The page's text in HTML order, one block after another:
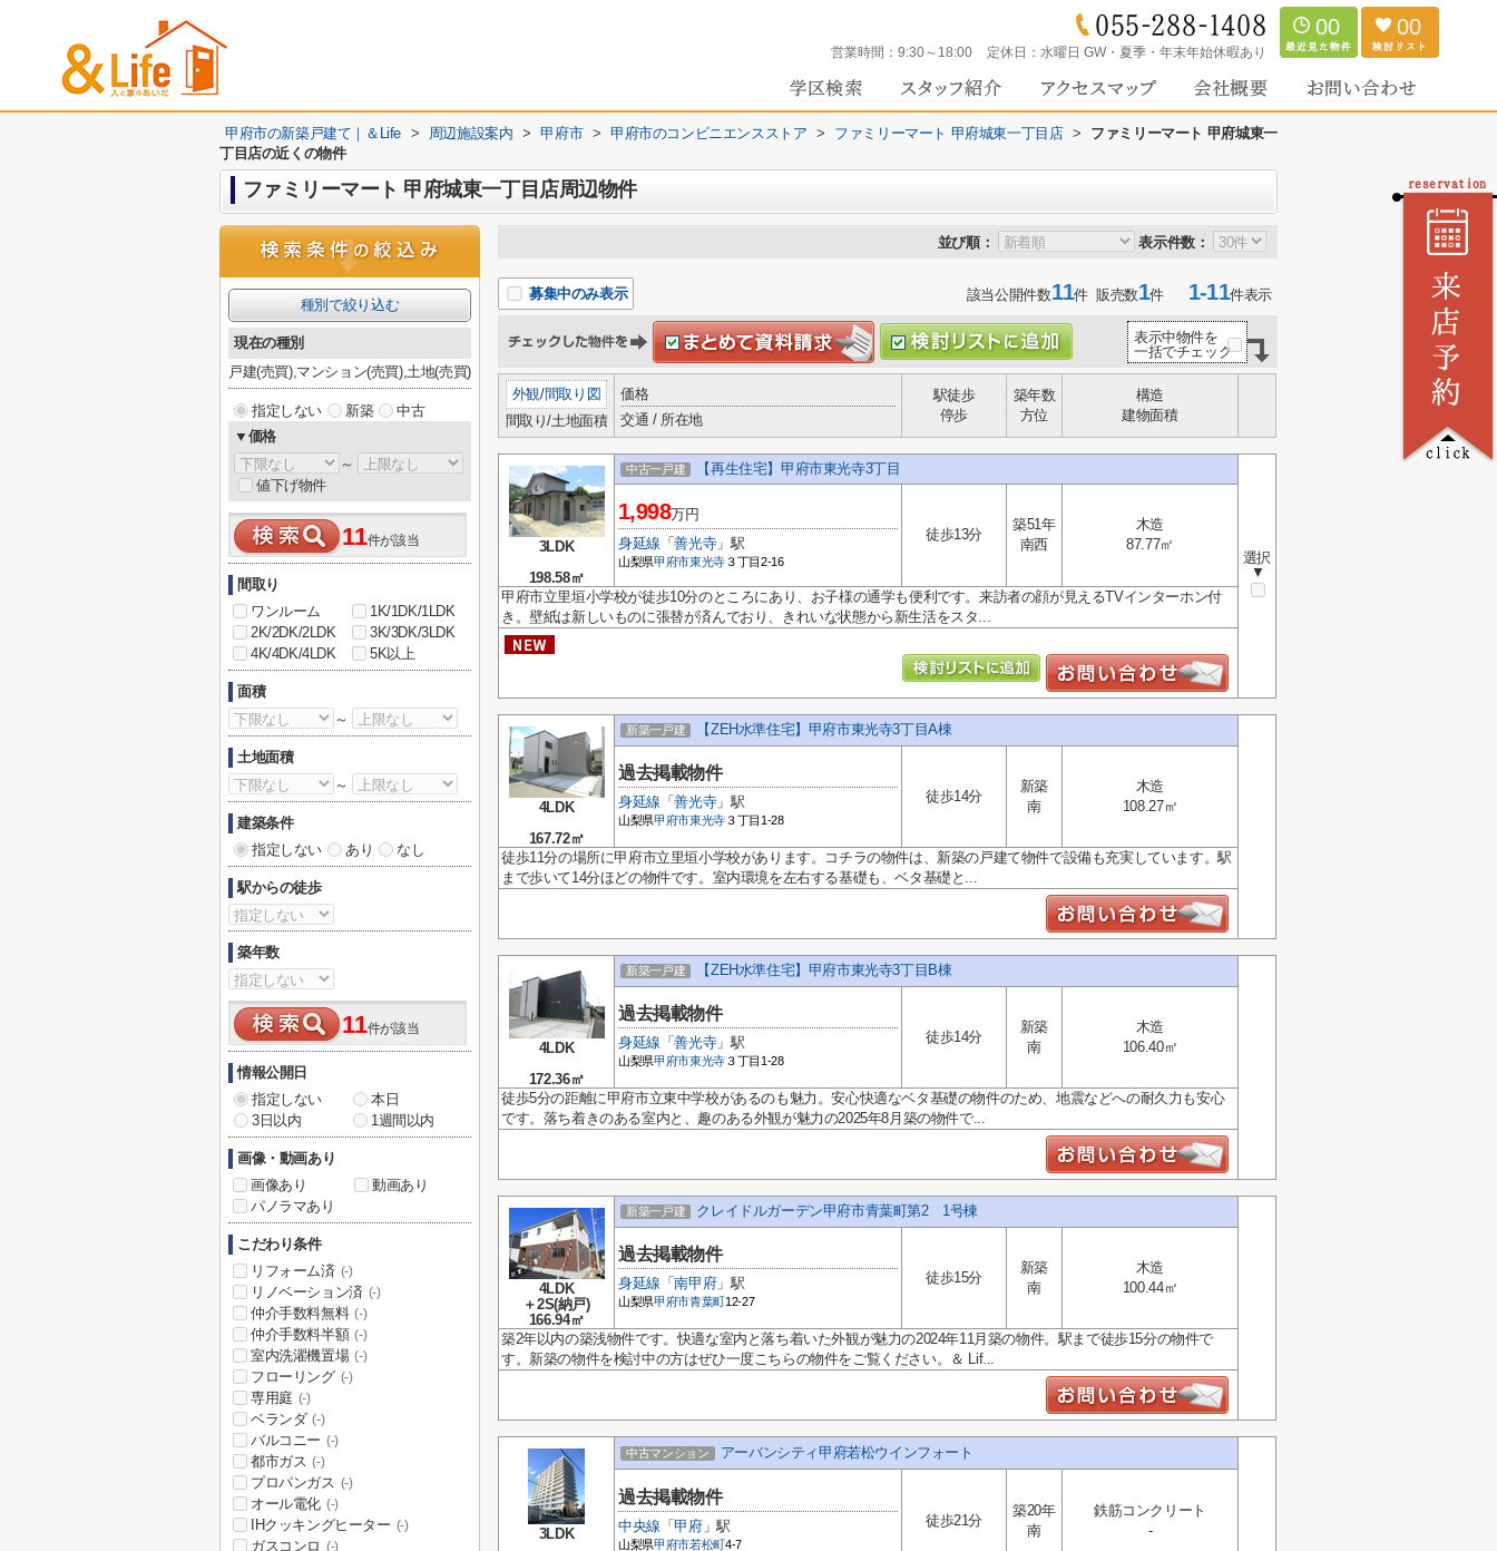
営業時間： 9:30～18:00 定休日： 水曜日 GW・夏季・年末年始休暇あり
00 00
甲府市の新築戸建て｜＆Life > 周辺施設案内 > 甲府市 > 甲府市のコンビニエンスストア > ファミリーマート 甲府城東一丁目店 >
ファミリーマート 甲府城東一
丁目店の近くの物件
ファミリーマート 甲府城東一丁目店周辺物件
並び順： 表示件数：
募集中のみ表示 該当公開件数11件 販売数1件1-11件表示
表示中物件を
一括でチェック
外観/間取り図
間取り/土地面積
価格
交通 / 所在地
駅徒歩
停歩
築年数
方位
構造
建物面積
3LDK
198.58㎡
中古一戸建 【再生住宅】甲府市東光寺3丁目
選択
▼
1,998万円
身延線 「善光寺」駅
山梨県甲府市東光寺３丁目2-16
徒歩13分
築51年
南西
木造
87.77㎡
甲府市立里垣小学校が徒歩10分のところにあり、お子様の通学も便利です。来訪者の顔が見えるTVインターホン付
き。壁紙は新しいものに張替が済んでおり、きれいな状態から新生活をスタ...
4LDK
167.72㎡
新築一戸建 【ZEH水準住宅】甲府市東光寺3丁目A棟
過去掲載物件
身延線 「善光寺」駅
山梨県甲府市東光寺３丁目1-28
徒歩14分
新築
南
木造
108.27㎡
徒歩11分の場所に甲府市立里垣小学校があります。コチラの物件は、新築の戸建て物件で設備も充実しています。駅
まで歩いて14分ほどの物件です。室内環境を左右する基礎も、ベタ基礎と...
4LDK
172.36㎡
新築一戸建 【ZEH水準住宅】甲府市東光寺3丁目B棟
過去掲載物件
身延線 「善光寺」駅
山梨県甲府市東光寺３丁目1-28
徒歩14分
新築
南
木造
106.40㎡
徒歩5分の距離に甲府市立東中学校があるのも魅力。安心快適なベタ基礎の物件のため、地震などへの耐久力も安心
です。落ち着きのある室内と、趣のある外観が魅力の2025年8月築の物件で...
4LDK
＋2S(納戸)
166.94㎡
新築一戸建 クレイドルガーデン甲府市青葉町第2 1号棟
過去掲載物件
身延線 「南甲府」駅
山梨県甲府市青葉町12-27
徒歩15分
新築
南
木造
100.44㎡
築2年以内の築浅物件です。快適な室内と落ち着いた外観が魅力の2024年11月築の物件。駅まで徒歩15分の物件で
す。新築の物件を検討中の方はぜひ一度こちらの物件をご覧ください。＆ Lif...
3LDK
中古マンション アーバンシティ甲府若松ウインフォート
過去掲載物件
中央線 「甲府」駅
山梨県甲府市若松町4-7
徒歩21分
築20年
南
鉄筋コンクリート
-
種別で絞り込む
現在の種別
戸建(売買),マンション(売買),土地(売買)
指定しない 新築
中古
▼価格
～
値下げ物件
11件が該当
間取り
ワンルーム
1K/1DK/1LDK
2K/2DK/2LDK
3K/3DK/3LDK
4K/4DK/4LDK
5K以上
面積
～
土地面積
～
建築条件
指定しない
あり なし
駅からの徒歩
築年数
11件が該当
情報公開日
指定しない
本日
3日以内
1週間以内
画像・動画あり
画像あり
動画あり
パノラマあり
こだわり条件
リフォーム済 (-)
リノベーション済 (-)
仲介手数料無料 (-)
仲介手数料半額 (-)
室内洗濯機置場 (-)
フローリング (-)
専用庭 (-)
ベランダ (-)
バルコニー (-)
都市ガス (-)
プロパンガス (-)
オール電化 (-)
IHクッキングヒーター (-)
ガスコンロ (-)